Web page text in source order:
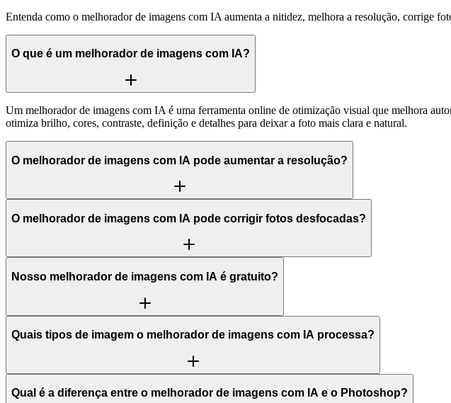
Entenda como o melhorador de imagens com IA aumenta a nitidez, melhora a resolução, corrige
O que é um melhorador de imagens com IA?
Um melhorador de imagens com IA é uma ferramenta online de otimização visual que melhora
otimiza brilho, cores, contraste, definição e detalhes para deixar a foto mais clara e natural.
O melhorador de imagens com IA pode aumentar a resolução?
O melhorador de imagens com IA pode corrigir fotos desfocadas?
Nosso melhorador de imagens com IA é gratuito?
Quais tipos de imagem o melhorador de imagens com IA processa?
Qual é a diferença entre o melhorador de imagens com IA e o Photoshop?